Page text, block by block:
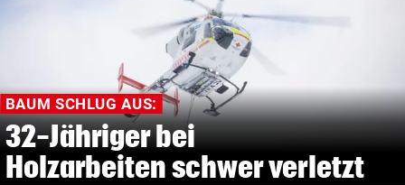
BAUM SCHLUG AUS:
32-Jähriger bei
Holzarbeiten schwer verletzt